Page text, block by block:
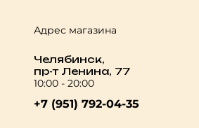
Адрес магазина
Челябинск,
пр-т Ленина, 77
10:00 - 20:00
+7 (951) 792-04-35